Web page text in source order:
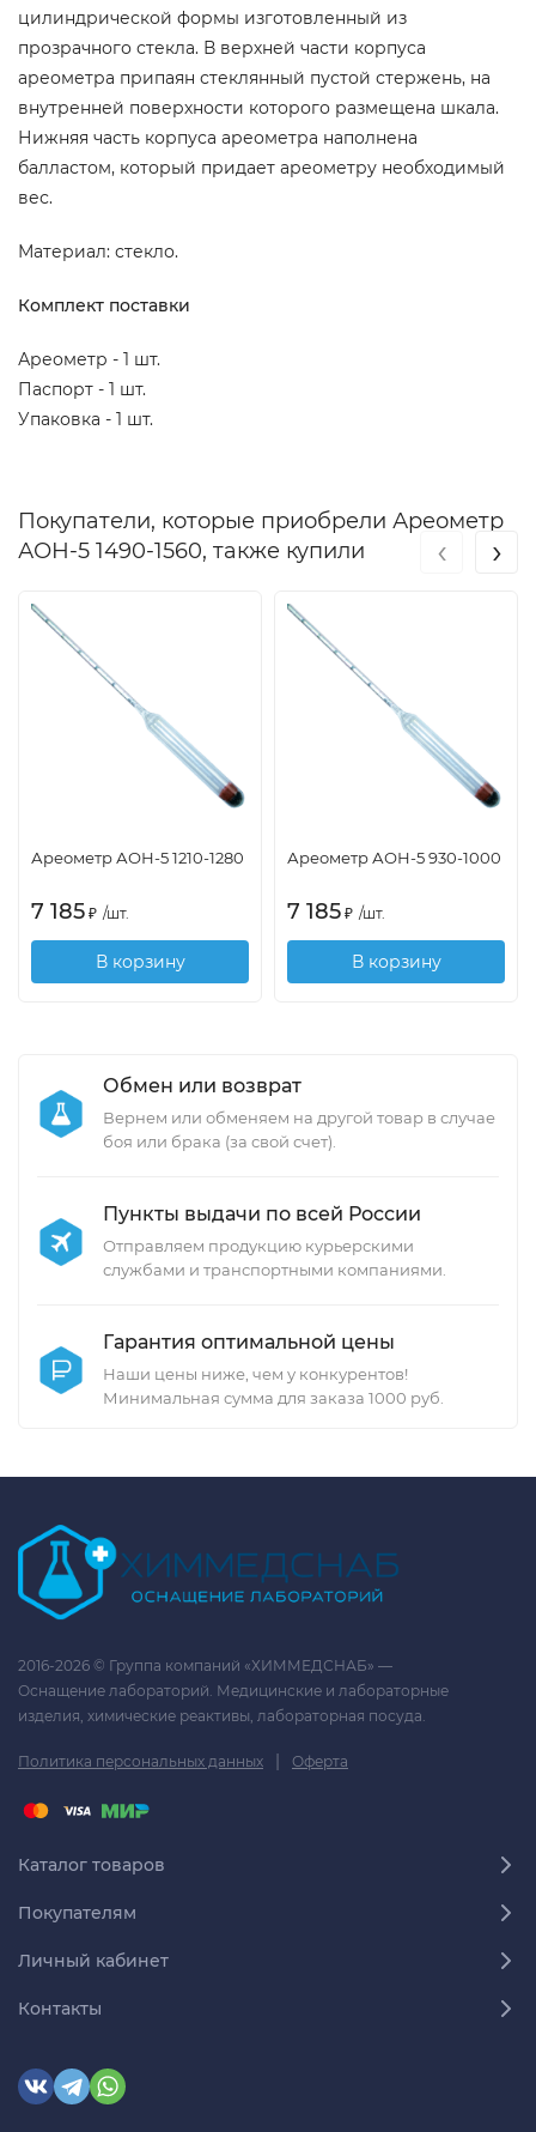
цилиндрической формы изготовленный из
прозрачного стекла. В верхней части корпуса
ареометра припаян стеклянный пустой стержень, на
внутренней поверхности которого размещена шкала.
Нижняя часть корпуса ареометра наполнена
балластом, который придает ареометру необходимый
вес.
Материал: стекло.
Комплект поставки
Ареометр - 1 шт.
Паспорт - 1 шт.
Упаковка - 1 шт.
Покупатели, которые приобрели Ареометр
АОН-5 1490-1560, также купили
Ареометр АОН-5 1210-1280
7 185 ₽ /шт.
В корзину
Ареометр АОН-5 930-1000
7 185 ₽ /шт.
В корзину
‹ ›
Обмен или возврат
Вернем или обменяем на другой товар в случае
боя или брака (за свой счет).
Пункты выдачи по всей России
Отправляем продукцию курьерскими
службами и транспортными компаниями.
Гарантия оптимальной цены
Наши цены ниже, чем у конкурентов!
Минимальная сумма для заказа 1000 руб.
2016-2026 © Группа компаний «ХИММЕДСНАБ» —
Оснащение лабораторий. Медицинские и лабораторные
изделия, химические реактивы, лабораторная посуда.
Политика персональных данных | Оферта
Каталог товаров
Покупателям
Личный кабинет
Контакты